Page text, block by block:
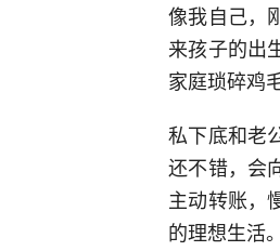
像我自己，
来孩子的出
家庭琐碎鸡
私下底和老
还不错，会
主动转账，
的理想生活。